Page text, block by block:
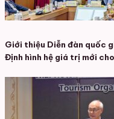
Giới thiệu Diễn đàn quốc
Định hình hệ giá trị mới